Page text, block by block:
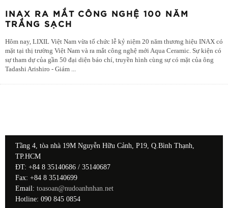
INAX RA MẮT CÔNG NGHỆ 100 NĂM
TRẮNG SẠCH
Hôm nay, LIXIL Việt Nam vừa tổ chức lễ kỷ niệm 20 năm thương hiệu INAX có
mặt tại thị trường Việt Nam và ra mắt công nghệ mới Aqua Ceramic. Sự kiện có
sự tham dự của gần 50 đại diện báo chí, truyền hình cùng sự có mặt của ông
Tadashi Arishiro - Giám ...
Tầng 4, tòa nhà 19M Nguyễn Hữu Cảnh, P19, Q.Bình Thạnh,
TP.HCM
ĐT: +84 8 35140686 / 35140687
Fax: +84 8 35140699
Email: toasoan@nudoanhnhan.net
Hotline: 090 845 0854